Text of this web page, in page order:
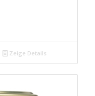
Zeige Details